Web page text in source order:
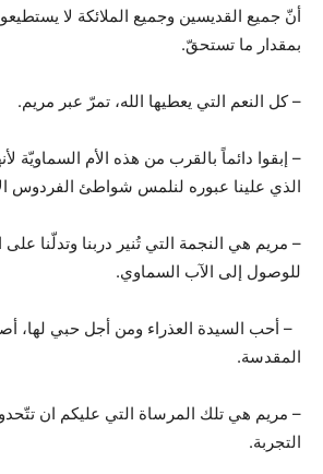
أنّ جميع القديسين وجميع الملائكة لا
بمقدار ما تستحقّ.
– كل النعم التي يعطيها الله، تمرّ عبر مريم.
– إبقوا دائماً بالقرب من هذه الأم السماويّة
الذي علينا عبوره لنلمس شواطئ الفردوس
– مريم هي النجمة التي تُنير دربنا وتدلّنا على
للوصول إلى الآب السماوي.
– أحب السيدة العذراء ومن أجل حبي لها،
المقدسة.
– مريم هي تلك المرساة التي عليكم ان
التجربة.